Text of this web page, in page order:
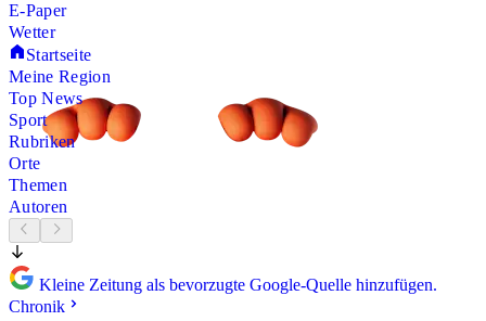
E-Paper
Wetter
Startseite
Meine Region
Top News
Sport
Rubriken
Orte
Themen
Autoren
Kleine Zeitung als bevorzugte Google-Quelle hinzufügen.
Chronik